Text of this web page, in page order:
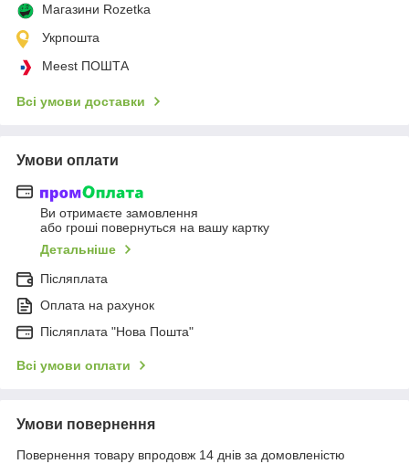
Магазини Rozetka
Укрпошта
Meest ПОШТА
Всі умови доставки
Умови оплати
Ви отримаєте замовлення
або гроші повернуться на вашу картку
Детальніше
Післяплата
Оплата на рахунок
Післяплата "Нова Пошта"
Всі умови оплати
Умови повернення
Повернення товару впродовж 14 днів за домовленістю